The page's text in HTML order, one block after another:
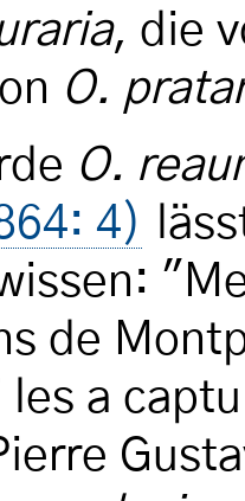
, die
O.
O.
4)
de
les a